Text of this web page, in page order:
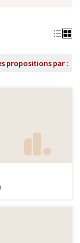
propositions par :